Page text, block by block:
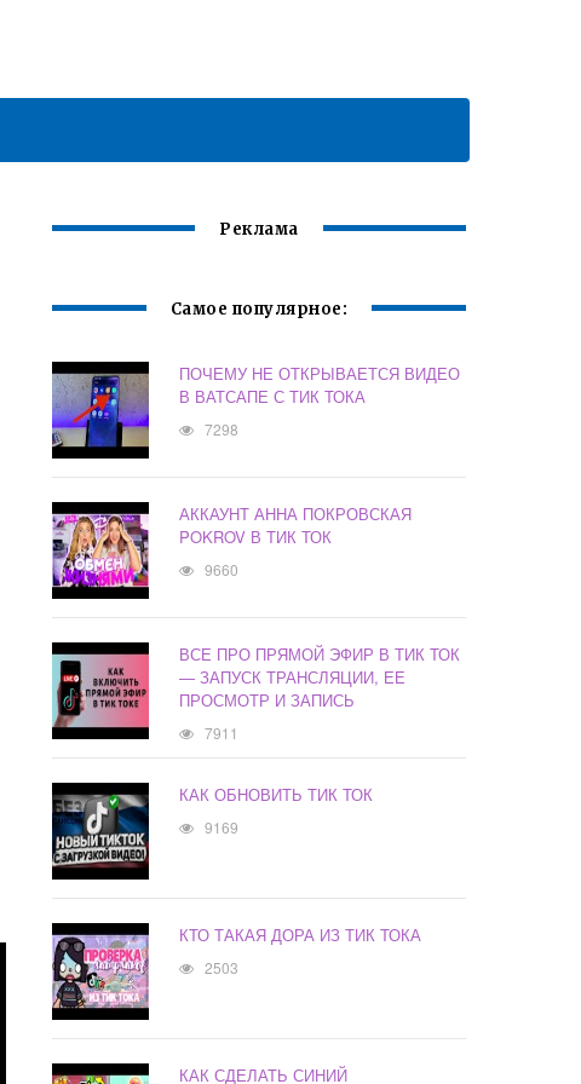
Реклама
Самое популярное:
ПОЧЕМУ НЕ ОТКРЫВАЕТСЯ ВИДЕО
В ВАТСАПЕ С ТИК ТОКА
7298
АККАУНТ АННА ПОКРОВСКАЯ
POKROV В ТИК ТОК
9660
ВСЕ ПРО ПРЯМОЙ ЭФИР В ТИК ТОК
— ЗАПУСК ТРАНСЛЯЦИИ, ЕЕ
ПРОСМОТР И ЗАПИСЬ
7911
КАК ОБНОВИТЬ ТИК ТОК
9169
КТО ТАКАЯ ДОРА ИЗ ТИК ТОКА
2503
КАК СДЕЛАТЬ СИНИЙ